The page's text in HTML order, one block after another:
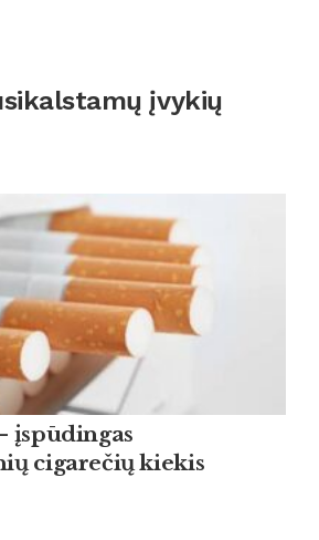
įvykių
įspūdingas
cigarečių kiekis